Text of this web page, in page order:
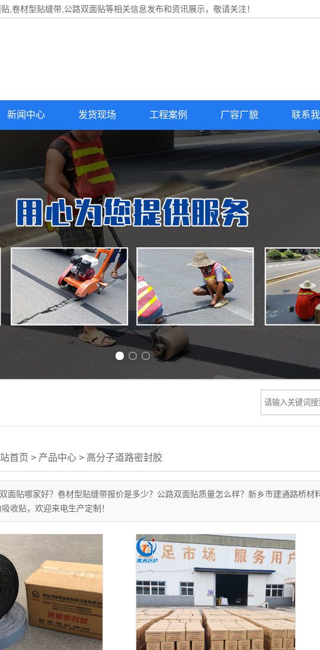
,卷材型贴缝带,公路双面贴等相关信息发布和资讯展示，敬请关注！
新闻中心 发货现场 工程案例 厂容厂貌 联系我
首页 > 产品中心 > 高分子道路密封胶
面贴哪家好？卷材型贴缝带报价是多少？公路双面贴质量怎么样？新乡市建通路桥
收贴，欢迎来电生产定制！